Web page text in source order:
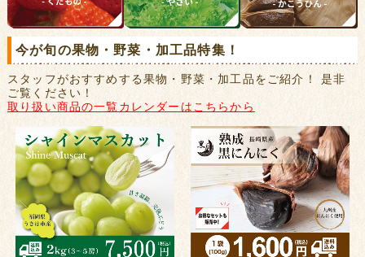
今が旬の果物・野菜・加工品特集！
スタッフがおすすめする果物・野菜・加工品をご紹介！ 是非
ご覧ください！
取り扱い商品の一覧カレンダーはこちらから